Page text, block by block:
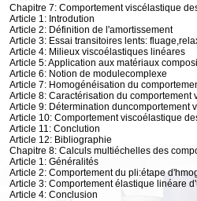
Chapitre 7: Comportement viscélastique
Article 1: Introdution
Article 2: Définition de l'amortissement
Article 3: Essai transitoires lents:
Article 4: Milieux viscoélastiques linéares
Article 5: Application aux matériaux
Article 6: Notion de modulecomplexe
Article 7: Homogénéisation du
Article 8: Caractérisation du comportement
Article 9: Détermination duncomportement
Article 10: Comportement viscoélastique
Article 11: Conclution
Article 12: Bibliographie
Chapitre 8: Calculs multiéchelles des
Article 1: Généralités
Article 2: Comportement du pli:étape
Article 3: Comportement élastique linéare
Article 4: Conclusion